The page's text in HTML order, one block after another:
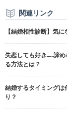
関連リンク
【結婚相性診断】気
失恋しても好き……諦
る方法とは？
結婚するタイミング
り？